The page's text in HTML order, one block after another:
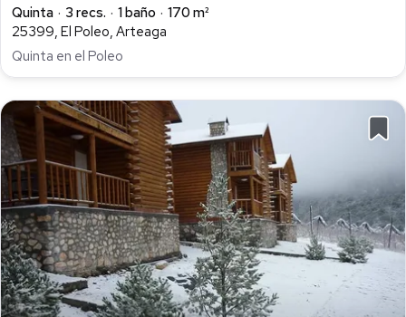
Quinta
3 recs. 1 baño
170 m²
25399, El Poleo, Arteaga
Quinta en el Poleo